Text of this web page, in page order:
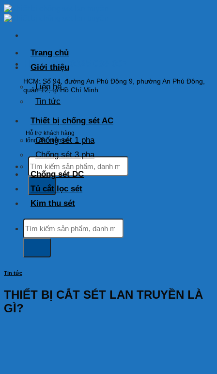
Skip
to
HOTLINE: 0925 038 097
HCM: Số 94, đường An Phú Đông 9, phường An Phú Đông,
quận 12, tp Hồ Chí Minh
Hỗ trợ khách hàng
tổng đài miễn phí
Tìm
kiếm:
Trang chủ
Giới thiệu
Liên hệ
Tin tức
Thiết bị chống sét AC
Chống sét 1 pha
Chống sét 3 pha
Chống sét DC
Tủ cắt lọc sét
Kim thu sét
Tìm
kiếm:
Tin tức
THIẾT BỊ CẮT SÉT LAN TRUYỀN LÀ
GÌ?